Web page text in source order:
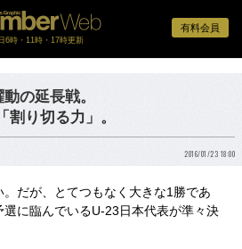
有料会員
6時・11時・17時更新
の延長戦。
割り切る力」。
2016/01/23 18:00
。だが、とてつもなく大きな1勝であ
に臨んでいるU-23日本代表が準々決